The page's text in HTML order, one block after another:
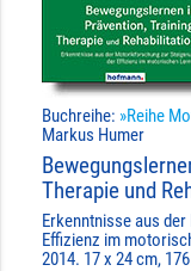
Buchreihe: »Reihe
Markus Humer
Therapie und
Erkenntnisse aus
Effizienz im
2014. 17 x 24 cm,